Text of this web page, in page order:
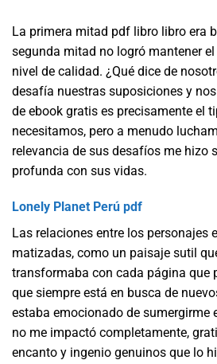
La primera mitad pdf libro libro era
segunda mitad no logró mantener
nivel de calidad. ¿Qué dice de
desafía nuestras suposiciones y
de ebook gratis es precisamente el
necesitamos, pero a menudo
relevancia de sus desafíos me hizo
profunda con sus vidas.
Lonely Planet Perú pdf
Las relaciones entre los personajes
matizadas, como un paisaje sutil
transformaba con cada página que
que siempre está en busca de
estaba emocionado de sumergirme
no me impactó completamente,
encanto y ingenio genuinos que lo